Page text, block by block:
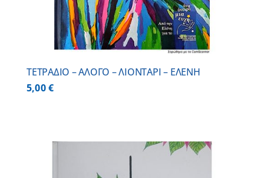
ΤΕΤΡΑΔΙΟ – ΑΛΟΓΟ – ΛΙΟΝΤΑΡΙ – ΕΛΕΝΗ
5,00€